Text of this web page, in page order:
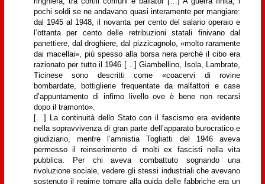
pochi soldi se ne andavano quasi interamente per mangiare:
dal 1945 al 1948, il novanta per cento del salario operaio e
l’ottanta per cento delle retribuzioni statali finivano dal
panettiere, dal droghiere, dal pizzicagnolo, «molto raramente
dai macellai», più spesso alla borsa nera perché il cibo era
razionato per tutto il 1946 […] Giambellino, Isola, Lambrate,
Ticinese sono descritti come «coacervi di rovine
bombardate, bottiglierie frequentate da malfattori e case
d’appuntamento di infimo livello ove è bene non recarsi
dopo il tramonto».
[…] La continuità dello Stato con il fascismo era evidente
nella sopravvivenza di gran parte dell’apparato burocratico e
giudiziario, mentre l’amnistia Togliatti del 1946 aveva
permesso il reinserimento di molti ex fascisti nella vita
pubblica. Per chi aveva combattuto sognando una
rivoluzione sociale, vedere gli stessi industriali che avevano
sostenuto il regime tornare alla guida delle fabbriche era un